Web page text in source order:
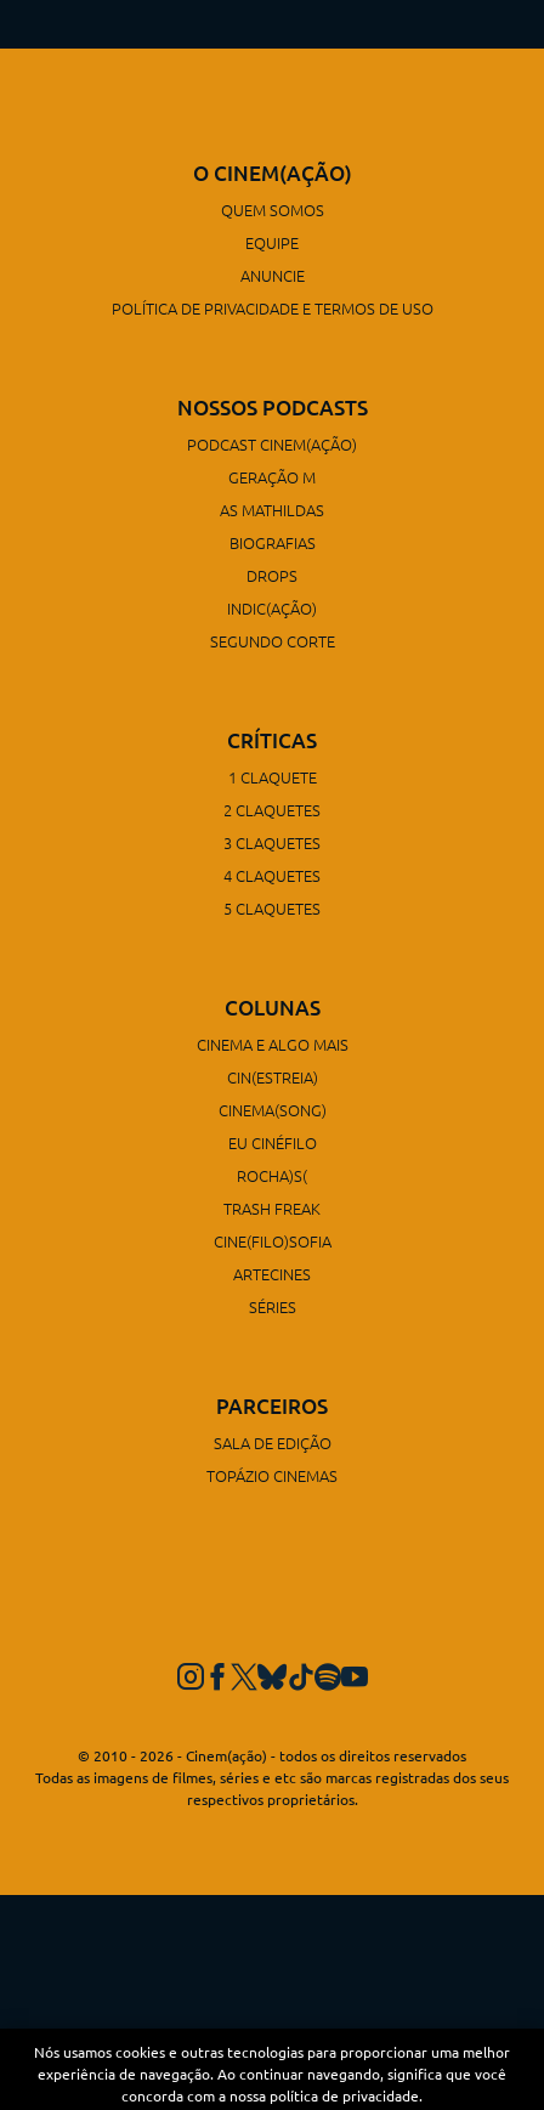
O CINEM(AÇÃO)
QUEM SOMOS
EQUIPE
ANUNCIE
POLÍTICA DE PRIVACIDADE E TERMOS DE USO
NOSSOS PODCASTS
PODCAST CINEM(AÇÃO)
GERAÇÃO M
AS MATHILDAS
BIOGRAFIAS
DROPS
INDIC(AÇÃO)
SEGUNDO CORTE
CRÍTICAS
1 CLAQUETE
2 CLAQUETES
3 CLAQUETES
4 CLAQUETES
5 CLAQUETES
COLUNAS
CINEMA E ALGO MAIS
CIN(ESTREIA)
CINEMA(SONG)
EU CINÉFILO
ROCHA)S(
TRASH FREAK
CINE(FILO)SOFIA
ARTECINES
SÉRIES
PARCEIROS
SALA DE EDIÇÃO
TOPÁZIO CINEMAS
© 2010 - 2026 - Cinem(ação) - todos os direitos reservados
Todas as imagens de filmes, séries e etc são marcas registradas dos seus
respectivos proprietários.
Nós usamos cookies e outras tecnologias para proporcionar uma melhor
experiência de navegação. Ao continuar navegando, significa que você
concorda com a nossa política de privacidade.